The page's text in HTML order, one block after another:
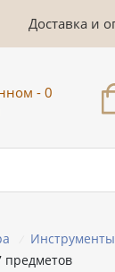
Доставка и
- 0
предметов